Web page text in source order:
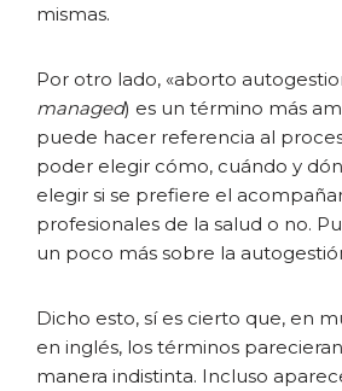
mismas.
Por otro lado, «aborto
managed) es un término más
puede hacer referencia al
poder elegir cómo, cuándo y
elegir si se prefiere el
profesionales de la salud o no.
un poco más sobre la
Dicho esto, sí es cierto que, en
en inglés, los términos
manera indistinta. Incluso